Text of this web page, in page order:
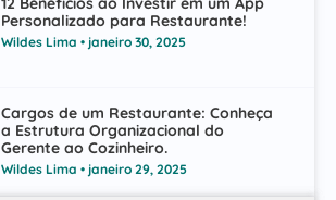
Personalizado para Restaurante!
Wildes Lima janeiro 30, 2025
Cargos de um Restaurante: Conheça
a Estrutura Organizacional do
Gerente ao Cozinheiro.
Wildes Lima janeiro 29, 2025